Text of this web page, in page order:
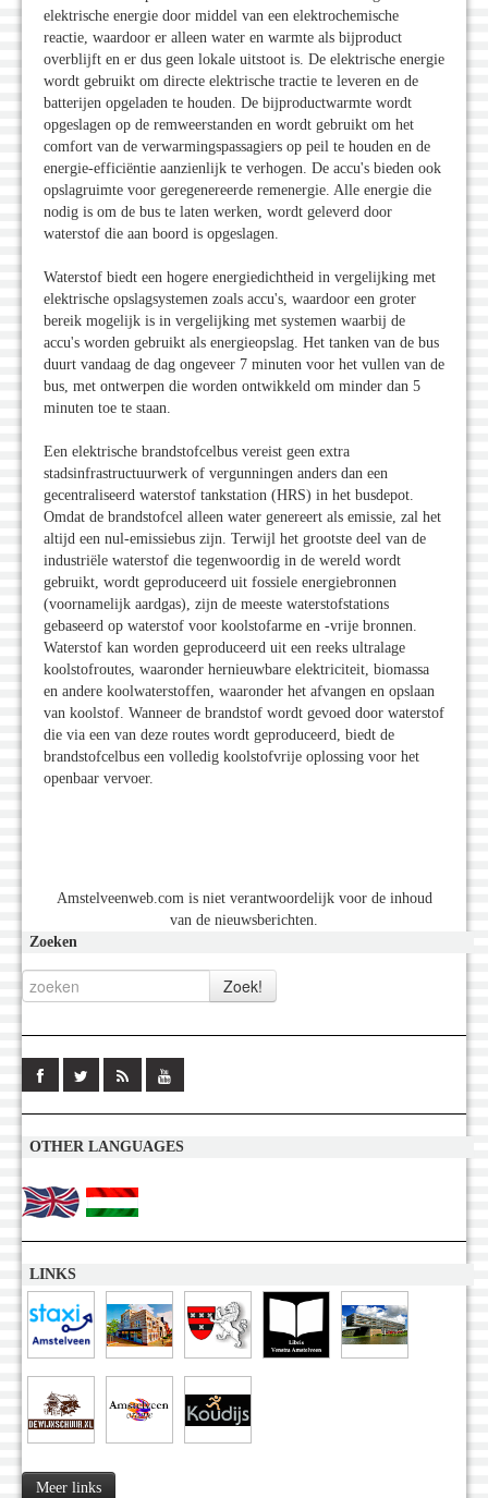
elektrische energie door middel van een elektrochemische
reactie, waardoor er alleen water en warmte als bijproduct
overblijft en er dus geen lokale uitstoot is. De elektrische energie
wordt gebruikt om directe elektrische tractie te leveren en de
batterijen opgeladen te houden. De bijproductwarmte wordt
opgeslagen op de remweerstanden en wordt gebruikt om het
comfort van de verwarmingspassagiers op peil te houden en de
energie-efficiëntie aanzienlijk te verhogen. De accu's bieden ook
opslagruimte voor geregenereerde remenergie. Alle energie die
nodig is om de bus te laten werken, wordt geleverd door
waterstof die aan boord is opgeslagen.
Waterstof biedt een hogere energiedichtheid in vergelijking met
elektrische opslagsystemen zoals accu's, waardoor een groter
bereik mogelijk is in vergelijking met systemen waarbij de
accu's worden gebruikt als energieopslag. Het tanken van de bus
duurt vandaag de dag ongeveer 7 minuten voor het vullen van de
bus, met ontwerpen die worden ontwikkeld om minder dan 5
minuten toe te staan.
Een elektrische brandstofcelbus vereist geen extra
stadsinfrastructuurwerk of vergunningen anders dan een
gecentraliseerd waterstof tankstation (HRS) in het busdepot.
Omdat de brandstofcel alleen water genereert als emissie, zal het
altijd een nul-emissiebus zijn. Terwijl het grootste deel van de
industriële waterstof die tegenwoordig in de wereld wordt
gebruikt, wordt geproduceerd uit fossiele energiebronnen
(voornamelijk aardgas), zijn de meeste waterstofstations
gebaseerd op waterstof voor koolstofarme en -vrije bronnen.
Waterstof kan worden geproduceerd uit een reeks ultralage
koolstofroutes, waaronder hernieuwbare elektriciteit, biomassa
en andere koolwaterstoffen, waaronder het afvangen en opslaan
van koolstof. Wanneer de brandstof wordt gevoed door waterstof
die via een van deze routes wordt geproduceerd, biedt de
brandstofcelbus een volledig koolstofvrije oplossing voor het
openbaar vervoer.
Amstelveenweb.com is niet verantwoordelijk voor de inhoud
van de nieuwsberichten.
Zoeken
OTHER LANGUAGES
LINKS
Meer links